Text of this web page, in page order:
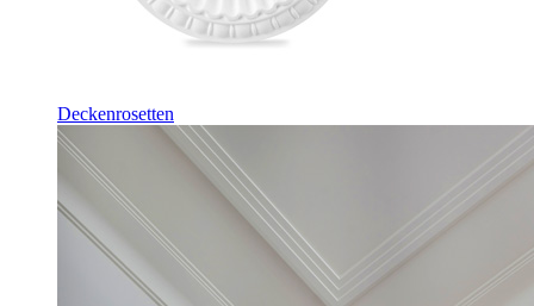
Deckenrosetten